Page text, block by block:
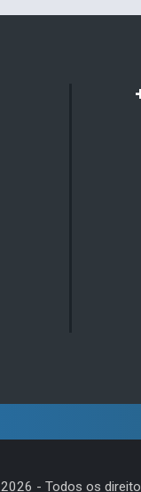
2026 - Todos os